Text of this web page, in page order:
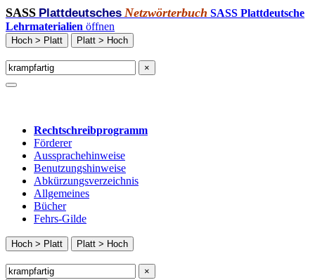
SASS Plattdeutsches Netzwörterbuch SASS Plattdeutsche
Lehrmaterialien öffnen
Hoch > Platt Platt > Hoch
×
Rechtschreibprogramm
Förderer
Aussprachehinweise
Benutzungshinweise
Abkürzungsverzeichnis
Allgemeines
Bücher
Fehrs-Gilde
Hoch > Platt Platt > Hoch
×